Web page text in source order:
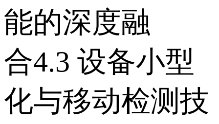
能的深度融
合 4.3 设备小型
化与移动检测技